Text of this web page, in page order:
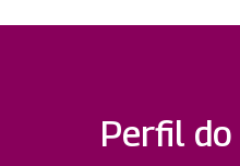
Perfil